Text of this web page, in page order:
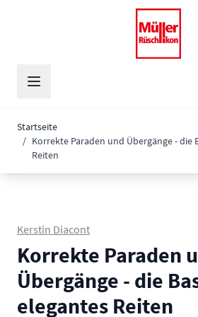
Startseite
/ Korrekte Paraden und Übergänge - die
Reiten
Kerstin Diacont
Korrekte Paraden
Übergänge - die
elegantes Reiten